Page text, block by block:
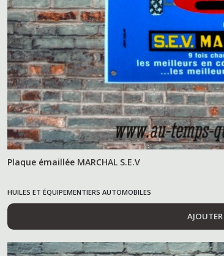
Plaque émaillée MARCHAL S.E.V
HUILES ET ÉQUIPEMENTIERS AUTOMOBILES
AJOUTER